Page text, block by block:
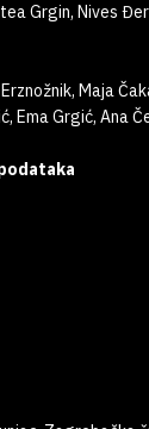
Grgin, Nives
Maja
Ema Grgić, Ana